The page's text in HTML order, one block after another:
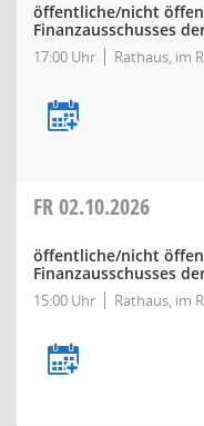
öffentliche/nicht
Finanzausschusses
17:00 Uhr Rathaus, im
FR02.10.2026
öffentliche/nicht
Finanzausschusses
15:00 Uhr Rathaus, im